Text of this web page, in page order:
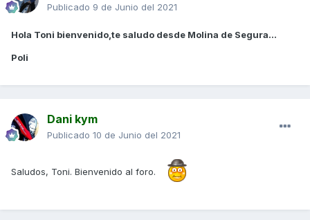
Publicado 9 de Junio del 2021
Hola Toni bienvenido,te saludo desde Molina de Segura...
Poli
Dani kym
Publicado 10 de Junio del 2021
Saludos, Toni. Bienvenido al foro.